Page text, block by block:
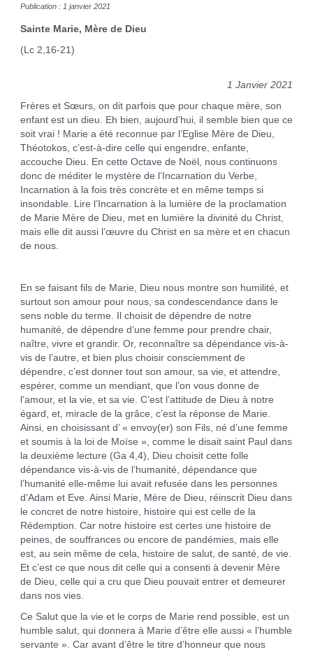
Publication : 1 janvier 2021
Sainte Marie, Mère de Dieu
(Lc 2,16-21)
1 Janvier 2021
Frères et Sœurs, on dit parfois que pour chaque mère, son
enfant est un dieu. Eh bien, aujourd’hui, il semble bien que ce
soit vrai ! Marie a été reconnue par l’Eglise Mère de Dieu,
Théotokos, c’est-à-dire celle qui engendre, enfante,
accouche Dieu. En cette Octave de Noël, nous continuons
donc de méditer le mystère de l’Incarnation du Verbe,
Incarnation à la fois très concrète et en même temps si
insondable. Lire l’Incarnation à la lumière de la proclamation
de Marie Mère de Dieu, met en lumière la divinité du Christ,
mais elle dit aussi l’œuvre du Christ en sa mère et en chacun
de nous.
En se faisant fils de Marie, Dieu nous montre son humilité, et
surtout son amour pour nous, sa condescendance dans le
sens noble du terme. Il choisit de dépendre de notre
humanité, de dépendre d’une femme pour prendre chair,
naître, vivre et grandir. Or, reconnaître sa dépendance vis-à-
vis de l’autre, et bien plus choisir consciemment de
dépendre, c’est donner tout son amour, sa vie, et attendre,
espérer, comme un mendiant, que l’on vous donne de
l’amour, et la vie, et sa vie. C’est l’attitude de Dieu à notre
égard, et, miracle de la grâce, c’est la réponse de Marie.
Ainsi, en choisissant d’ « envoy(er) son Fils, né d’une femme
et soumis à la loi de Moïse », comme le disait saint Paul dans
la deuxième lecture (Ga 4,4), Dieu choisit cette folle
dépendance vis-à-vis de l’humanité, dépendance que
l’humanité elle-même lui avait refusée dans les personnes
d’Adam et Eve. Ainsi Marie, Mère de Dieu, réinscrit Dieu dans
le concret de notre histoire, histoire qui est celle de la
Rédemption. Car notre histoire est certes une histoire de
peines, de souffrances ou encore de pandémies, mais elle
est, au sein même de cela, histoire de salut, de santé, de vie.
Et c’est ce que nous dit celle qui a consenti à devenir Mère
de Dieu, celle qui a cru que Dieu pouvait entrer et demeurer
dans nos vies.
Ce Salut que la vie et le corps de Marie rend possible, est un
humble salut, qui donnera à Marie d’être elle aussi « l’humble
servante ». Car avant d’être le titre d’honneur que nous